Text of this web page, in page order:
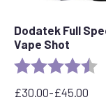
Dodatek Full
Vape Shot
Rating:
£30.00-£45.00
Zakres